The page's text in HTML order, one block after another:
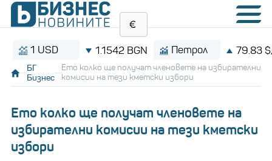
1 USD 1.1542 BGN Петрол 79.83 $/
БГ
Бизнес
Ето колко ще получат членовете на избирателни
комисии на тези кметски избори
Ето колко ще получат членовете на
избирателни комисии на тези кметски
избори